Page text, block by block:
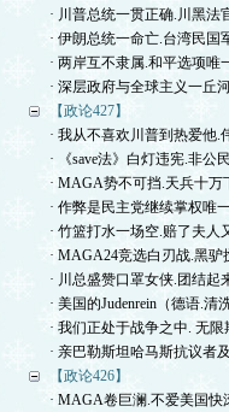
· 川普总统一贯正确.川黑法
· 伊朗总统一命亡.台湾民国
· 两岸互不隶属.和平选项唯
· 深层政府与全球主义一丘
【政论427】
· 我从不喜欢川普到热爱他.
· 《save法》白灯违宪.非公
· MAGA势不可挡.天兵十万
· 作弊是民主党继续掌权唯
· 竹篮打水一场空.赔了夫人
· MAGA24竞选白刃战.黑驴
· 川总盛赞口罩女侠.团结起
· 美国的Judenrein（德语.清
· 我们正处于战争之中. 无限
· 亲巴勒斯坦哈马斯抗议者
【政论426】
· MAGA卷巨澜.不爱美国快